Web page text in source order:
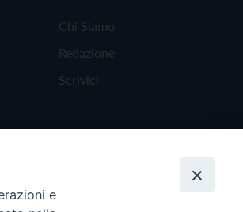
Chi Siamo
Redazione
Scrivici
e